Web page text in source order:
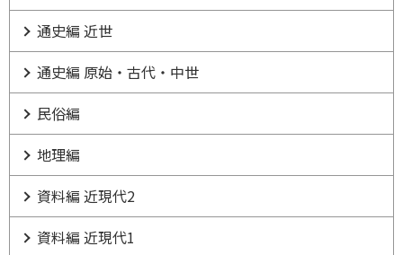
通史編 近世
通史編 原始・古代・中世
民俗編
地理編
資料編 近現代2
資料編 近現代1